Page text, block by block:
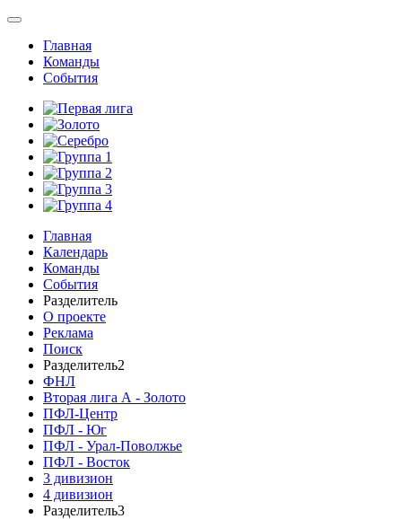
Главная
Команды
События
Главная
Календарь
Команды
События
Разделитель
О проекте
Реклама
Поиск
Разделитель2
ФНЛ
Вторая лига А - Золото
ПФЛ-Центр
ПФЛ - Юг
ПФЛ - Урал-Поволжье
ПФЛ - Восток
3 дивизион
4 дивизион
Разделитель3